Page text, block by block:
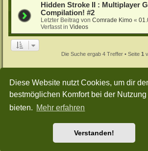
Diese Website nutzt Cookies, um dir
bestmöglichen Komfort bei der Nutzung
bieten. Mehr erfahren
Verstanden!
Hidden Stroke II : Multiplayer
Compilation! #2
Letzter Beitrag vonComrade Kimo «
Verfasst inVideos
Die Suche ergab 4 Treffer • Seite 1
Sudden-Strike-Maps.de Hauptseite Foren-
Powered byphpBB® Forum Software © phpBB Limited
Style: Green-Style-Split by Joyce&LunaphpBB-Style-
Nutzungsbedingungen